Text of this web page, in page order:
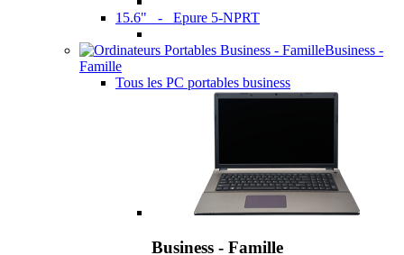
15.6" - Epure 5-NPRT
Business -
Famille
Tous les PC portables business
Business - Famille